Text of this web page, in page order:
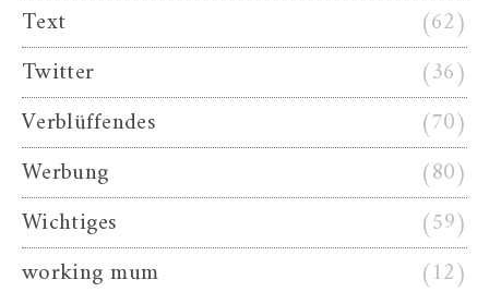
Text
(62)
Twitter
(36)
Verblüffendes
(70)
Werbung
(80)
Wichtiges
(59)
working mum
(12)